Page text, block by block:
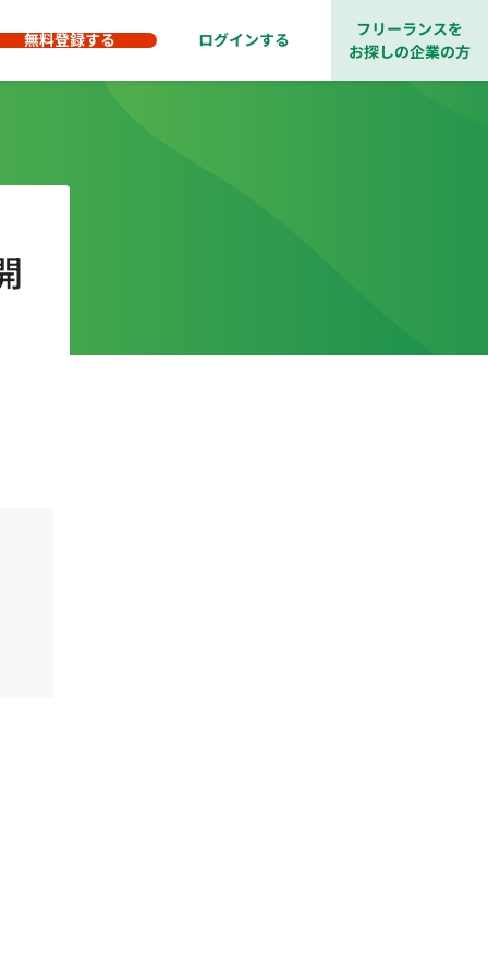
無料登録する ログインする
フリーランスを
お探しの企業の方